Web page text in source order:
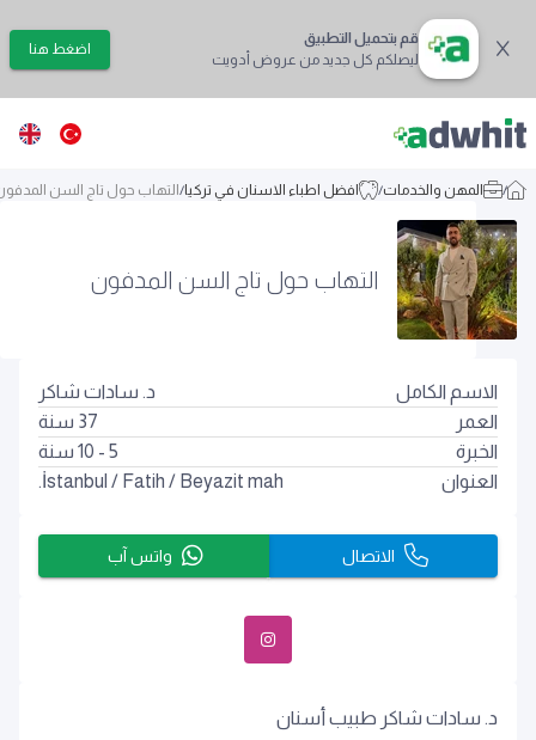
قم بتحميل التطبيق
ليصلكم كل جديد من عروض أدويت
اضغط هنا
/ المهن والخدمات/ افضل اطباء الاسنان في تركيا/ التهاب حول تاج السن
التهاب حول تاج السن المدفون
د. سادات شاكر طبيب أسنان
الاسم الكامل
د. سادات شاكر
العمر
37 سنة
الخبرة
5 - 10 سنة
العنوان
İstanbul / Fatih / Beyazit mah.
الاتصال واتس آب